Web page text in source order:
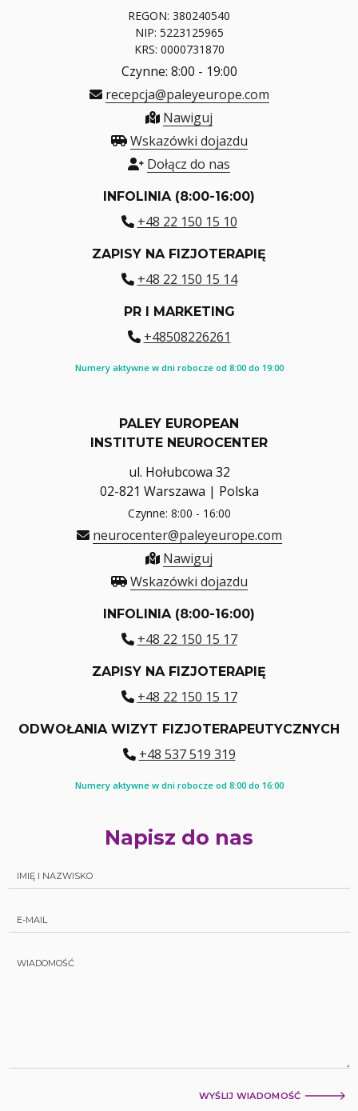
REGON: 380240540
NIP: 5223125965
KRS: 0000731870
Czynne: 8:00 - 19:00
recepcja@paleyeurope.com
Nawiguj
Wskazówki dojazdu
Dołącz do nas
INFOLINIA (8:00-16:00)
+48 22 150 15 10
ZAPISY NA FIZJOTERAPIĘ
+48 22 150 15 14
PR I MARKETING
+48508226261
Numery aktywne w dni robocze od 8:00 do 19:00
PALEY EUROPEAN
INSTITUTE NEUROCENTER
ul. Hołubcowa 32
02-821 Warszawa | Polska
Czynne: 8:00 - 16:00
neurocenter@paleyeurope.com
Nawiguj
Wskazówki dojazdu
INFOLINIA (8:00-16:00)
+48 22 150 15 17
ZAPISY NA FIZJOTERAPIĘ
+48 22 150 15 17
ODWOŁANIA WIZYT FIZJOTERAPEUTYCZNYCH
+48 537 519 319
Numery aktywne w dni robocze od 8:00 do 16:00
Napisz do nas
WYŚLIJ WIADOMOŚĆ